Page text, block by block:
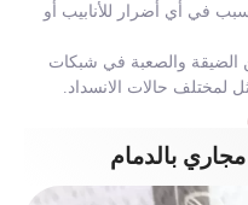
في أي أضرار للأنابيب أو
الضيقة والصعبة في شبكات
لمختلف حالات الانسداد.
بالدمام